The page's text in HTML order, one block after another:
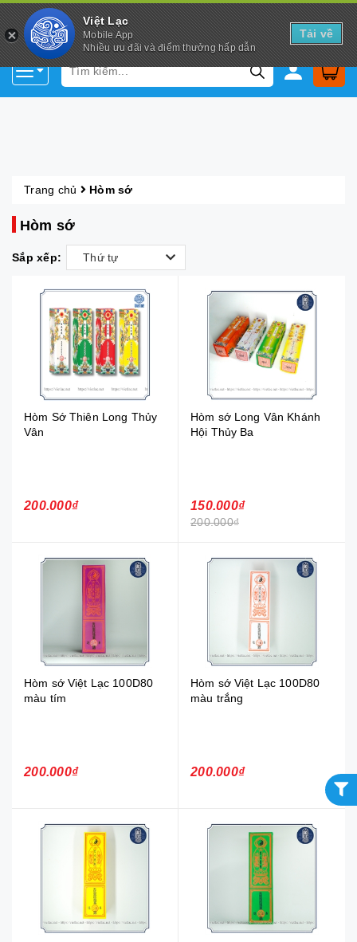
Việt Lạc
Mobile App
Nhiều ưu đãi và điểm thưởng hấp dẫn
Tải về
Trang chủ Hòm sớ
Hòm sớ
Sắp xếp: Thứ tự
Hòm Sớ Thiên Long Thủy
Vân
200.000₫
Hòm sớ Long Vân Khánh
Hội Thủy Ba
150.000₫
200.000₫
Hòm sớ Việt Lạc 100D80
màu tím
200.000₫
Hòm sớ Việt Lạc 100D80
màu trắng
200.000₫